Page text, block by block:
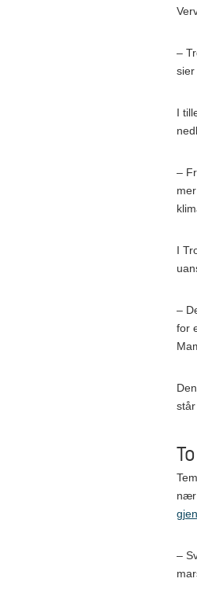
–
sier
I
–
I
–
for
nær
–